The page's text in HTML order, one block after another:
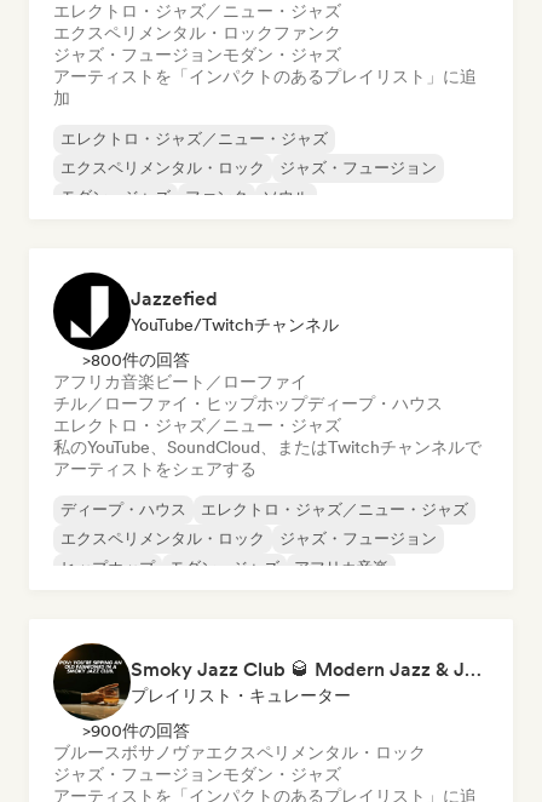
エレクトロ・ジャズ／ニュー・ジャズ
エクスペリメンタル・ロックファンク
ジャズ・フュージョンモダン・ジャズ
アーティストを「インパクトのあるプレイリスト」に追
加
エレクトロ・ジャズ／ニュー・ジャズ
エクスペリメンタル・ロック
ジャズ・フュージョン
モダン・ジャズ
ファンク ソウル
Jazzefied
YouTube/Twitchチャンネル
>800件の回答
アフリカ音楽ビート／ローファイ
チル／ローファイ・ヒップホップディープ・ハウス
エレクトロ・ジャズ／ニュー・ジャズ
私のYouTube、SoundCloud、またはTwitchチャンネルで
アーティストをシェアする
ディープ・ハウス
エレクトロ・ジャズ／ニュー・ジャズ
エクスペリメンタル・ロック
ジャズ・フュージョン
ヒップホップ
モダン・ジャズ
アフリカ音楽
Smoky Jazz Club 🥃 Modern Jazz & Jazz Fusion to Sip an Old Fashioned to
プレイリスト・キュレーター
>900件の回答
ブルースボサノヴァエクスペリメンタル・ロック
ジャズ・フュージョンモダン・ジャズ
アーティストを「インパクトのあるプレイリスト」に追